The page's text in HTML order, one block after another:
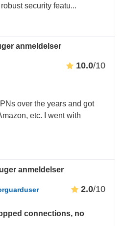
security featu...
anmeldelser
10.0/10
over the years and got
etc. I went with
anmeldelser
2.0/10
connections, no